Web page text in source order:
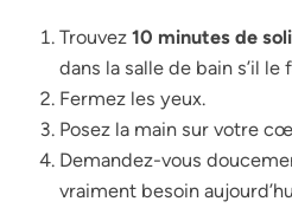
Trouvez 10 minutes de
dans la salle de bain s’il le
Fermez les yeux.
Posez la main sur votre
Demandez-vous
vraiment besoin